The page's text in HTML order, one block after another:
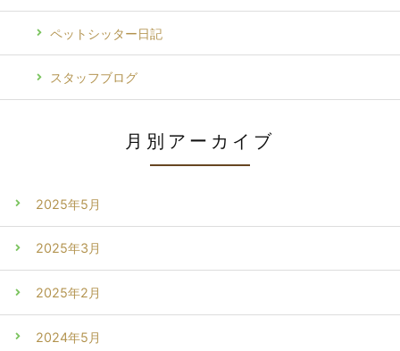
ペットシッター日記
スタッフブログ
月別アーカイブ
2025年5月
2025年3月
2025年2月
2024年5月